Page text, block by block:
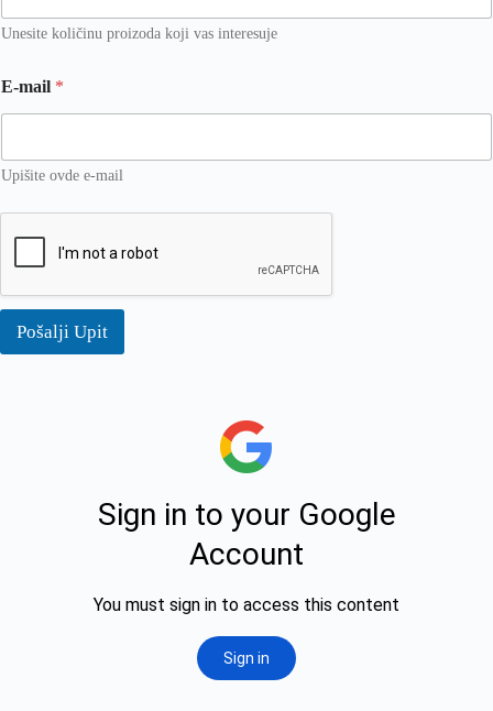
Unesite količinu proizoda koji vas interesuje
n
t
e
u
m
E-mail *
Upišite ovde e-mail
Pošalji Upit